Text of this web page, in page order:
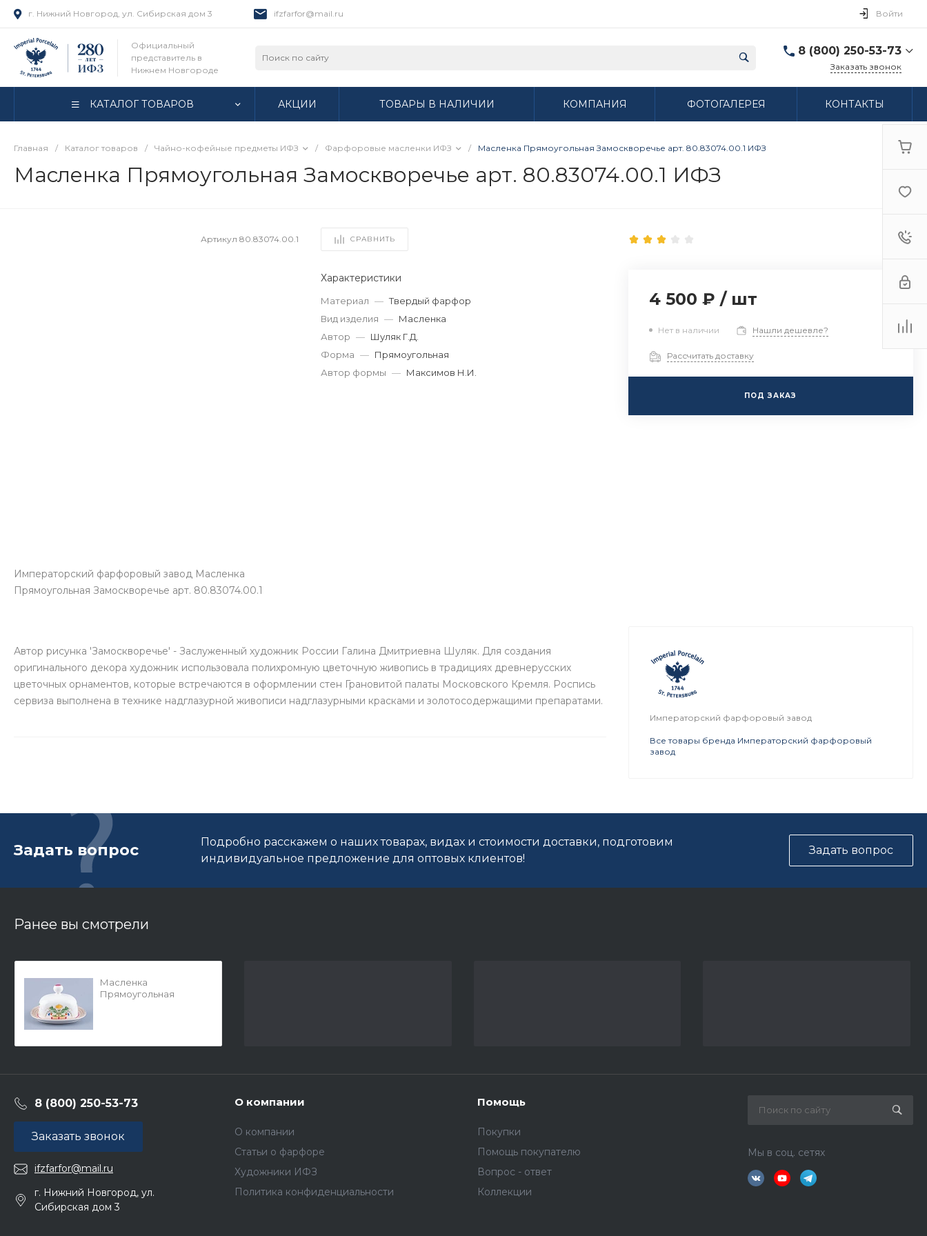
г. Нижний Новгород, ул. Сибирская дом 3 ifzfarfor@mail.ru Войти
Официальный
представитель в
Нижнем Новгороде
8 (800) 250-53-73
г. Нижний Новгород,
Заказать звонок
КАТАЛОГ ТОВАРОВ АКЦИИ ТОВАРЫ В НАЛИЧИИ КОМПАНИЯ ФОТОГАЛЕРЕЯ КОНТАКТЫ
Главная / Каталог товаров / Чайно-кофейные предметы ИФЗ / Фарфоровые масленки ИФЗ / Масленка Прямоугольная Замоскворечье арт. 80.83074.00.1 ИФЗ
Масленка Прямоугольная Замоскворечье арт. 80.83074.00.1 ИФЗ
Артикул80.83074.00.1 СРАВНИТЬ
Императорский фарфоровый завод Масленка
Прямоугольная Замоскворечье арт. 80.83074.00.1
Характеристики
Материал — Твердый фарфор
Вид изделия — Масленка
Автор — Шуляк Г.Д.
Форма — Прямоугольная
Автор формы — Максимов Н.И.
4 500 ₽ / шт
Нет в наличии Нашли дешевле?
Рассчитать доставку
ПОД ЗАКАЗ
Автор рисунка 'Замоскворечье' - Заслуженный художник России Галина Дмитриевна Шуляк. Для создания
оригинального декора художник использовала полихромную цветочную живопись в традициях древнерусских
цветочных орнаментов, которые встречаются в оформлении стен Грановитой палаты Московского Кремля. Роспись
сервиза выполнена в технике надглазурной живописи надглазурными красками и золотосодержащими препаратами.
Императорский фарфоровый завод
Все товары бренда Императорский фарфоровый
завод
Задать вопрос
Подробно расскажем о наших товарах, видах и стоимости доставки, подготовим
индивидуальное предложение для оптовых клиентов!
Задать вопрос
Ранее вы смотрели
Масленка
Прямоугольная
8 (800) 250-53-73
Заказать звонок
ifzfarfor@mail.ru
г. Нижний Новгород, ул.
Сибирская дом 3
О компании
О компании
Статьи о фарфоре
Художники ИФЗ
Политика конфиденциальности
Помощь
Покупки
Помощь покупателю
Вопрос - ответ
Коллекции
Мы в соц. сетях